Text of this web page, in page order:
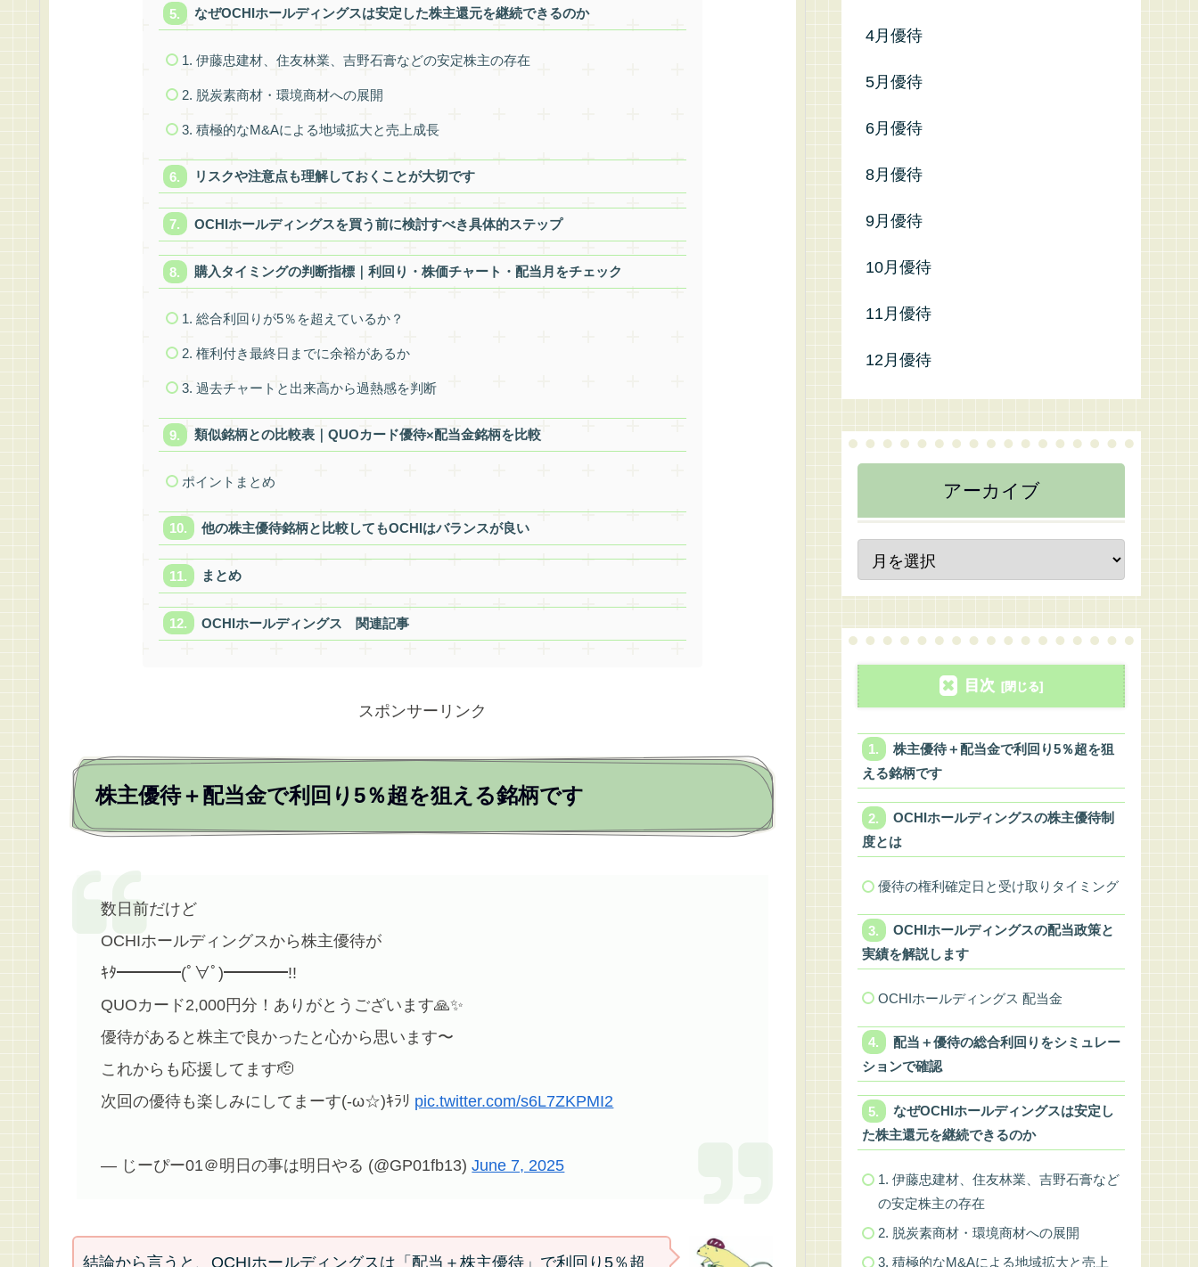
なぜOCHIホールディングスは安定した株主還元を継続できるのか
1. 伊藤忠建材、住友林業、吉野石膏などの安定株主の存在
2. 脱炭素商材・環境商材への展開
3. 積極的なM&Aによる地域拡大と売上成長
リスクや注意点も理解しておくことが大切です
OCHIホールディングスを買う前に検討すべき具体的ステップ
購入タイミングの判断指標｜利回り・株価チャート・配当月をチェック
1. 総合利回りが5％を超えているか？
2. 権利付き最終日までに余裕があるか
3. 過去チャートと出来高から過熱感を判断
類似銘柄との比較表｜QUOカード優待×配当金銘柄を比較
ポイントまとめ
他の株主優待銘柄と比較してもOCHIはバランスが良い
まとめ
OCHIホールディングス 関連記事
スポンサーリンク
株主優待＋配当金で利回り5％超を狙える銘柄です
数日前だけど
OCHIホールディングスから株主優待が
ｷﾀ━━━━(ﾟ∀ﾟ)━━━━!!
QUOカード2,000円分！ありがとうございます🙏✨
優待があると株主で良かったと心から思います〜
これからも応援してます🫡
次回の優待も楽しみにしてまーす(-ω☆)ｷﾗﾘ pic.twitter.com/s6L7ZKPMI2
— じーぴー01＠明日の事は明日やる (@GP01fb13)June 7, 2025
結論から言うと、OCHIホールディングスは「配当＋株主優待」で利回り5％超
4月優待
5月優待
6月優待
8月優待
9月優待
10月優待
11月優待
12月優待
アーカイブ
目次
株主優待＋配当金で利回り5％超を狙
える銘柄です
OCHIホールディングスの株主優待制
度とは
優待の権利確定日と受け取りタイミング
OCHIホールディングスの配当政策と
実績を解説します
OCHIホールディングス 配当金
配当＋優待の総合利回りをシミュレー
ションで確認
なぜOCHIホールディングスは安定し
た株主還元を継続できるのか
1. 伊藤忠建材、住友林業、吉野石膏など
の安定株主の存在
2. 脱炭素商材・環境商材への展開
3. 積極的なM&Aによる地域拡大と売上